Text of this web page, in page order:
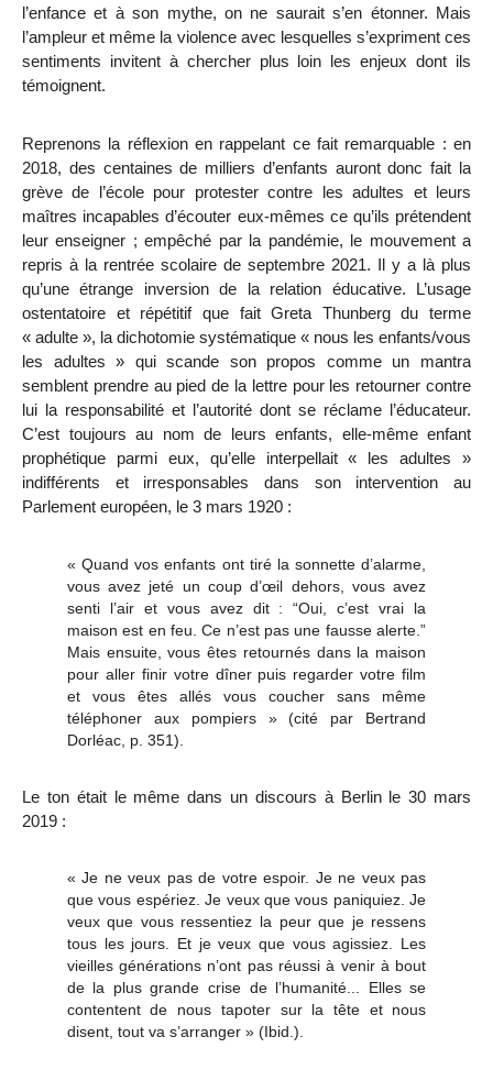
l’enfance et à son mythe, on ne saurait s’en étonner. Mais
l’ampleur et même la violence avec lesquelles s’expriment ces
sentiments invitent à chercher plus loin les enjeux dont ils
témoignent.
Reprenons la réflexion en rappelant ce fait remarquable : en
2018, des centaines de milliers d’enfants auront donc fait la
grève de l’école pour protester contre les adultes et leurs
maîtres incapables d’écouter eux-mêmes ce qu’ils prétendent
leur enseigner ; empêché par la pandémie, le mouvement a
repris à la rentrée scolaire de septembre 2021. Il y a là plus
qu’une étrange inversion de la relation éducative. L’usage
ostentatoire et répétitif que fait Greta Thunberg du terme
« adulte », la dichotomie systématique « nous les enfants/vous
les adultes » qui scande son propos comme un mantra
semblent prendre au pied de la lettre pour les retourner contre
lui la responsabilité et l’autorité dont se réclame l’éducateur.
C’est toujours au nom de leurs enfants, elle-même enfant
prophétique parmi eux, qu’elle interpellait « les adultes »
indifférents et irresponsables dans son intervention au
Parlement européen, le 3 mars 1920 :
« Quand vos enfants ont tiré la sonnette d’alarme,
vous avez jeté un coup d’œil dehors, vous avez
senti l’air et vous avez dit : “Oui, c’est vrai la
maison est en feu. Ce n’est pas une fausse alerte.”
Mais ensuite, vous êtes retournés dans la maison
pour aller finir votre dîner puis regarder votre film
et vous êtes allés vous coucher sans même
téléphoner aux pompiers » (cité par Bertrand
Dorléac, p. 351).
Le ton était le même dans un discours à Berlin le 30 mars
2019 :
« Je ne veux pas de votre espoir. Je ne veux pas
que vous espériez. Je veux que vous paniquiez. Je
veux que vous ressentiez la peur que je ressens
tous les jours. Et je veux que vous agissiez. Les
vieilles générations n’ont pas réussi à venir à bout
de la plus grande crise de l’humanité... Elles se
contentent de nous tapoter sur la tête et nous
disent, tout va s’arranger » (Ibid.).